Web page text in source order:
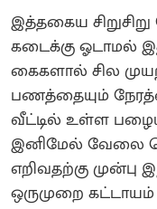
இத்தகைய
கடைக்கு ஓடாமல்
கைகளால் சில
பணத்தையும்
வீட்டில் உள்ள
இனிமேல் வேலை
எறிவதற்கு
ஒருமுறை கட்டாயம்